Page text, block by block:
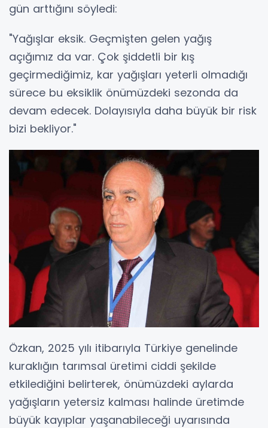
gün arttığını söyledi:
"Yağışlar eksik. Geçmişten gelen yağış
açığımız da var. Çok şiddetli bir kış
geçirmediğimiz, kar yağışları yeterli olmadığı
sürece bu eksiklik önümüzdeki sezonda da
devam edecek. Dolayısıyla daha büyük bir risk
bizi bekliyor."
Özkan, 2025 yılı itibarıyla Türkiye genelinde
kuraklığın tarımsal üretimi ciddi şekilde
etkilediğini belirterek, önümüzdeki aylarda
yağışların yetersiz kalması halinde üretimde
büyük kayıplar yaşanabileceği uyarısında